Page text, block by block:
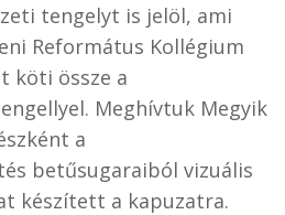
tengelyt is jelöl, ami
Református Kollégium
köti össze a
Meghívtuk Megyik
a
betűsugaraiból vizuális
készített a kapuzatra.